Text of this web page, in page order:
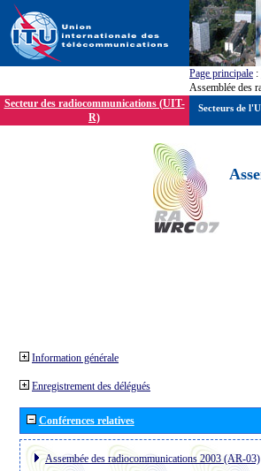
Page principale :
Assemblée des
Secteur des radiocommunications (UIT-
R)
Information générale
Enregistrement des délégués
Conférences relatives
Assembée des radiocommunications 2003 (AR-03)
Secteurs de